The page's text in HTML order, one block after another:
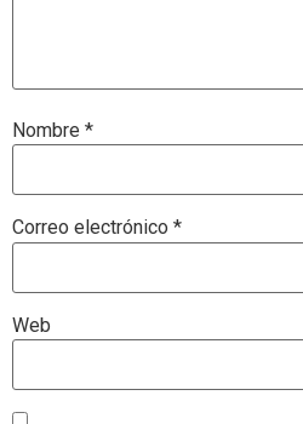
Nombre *
Correo electrónico *
Web